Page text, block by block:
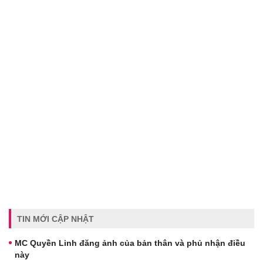
TIN MỚI CẬP NHẬT
MC Quyền Linh đăng ảnh của bản thân và phủ nhận điều
này